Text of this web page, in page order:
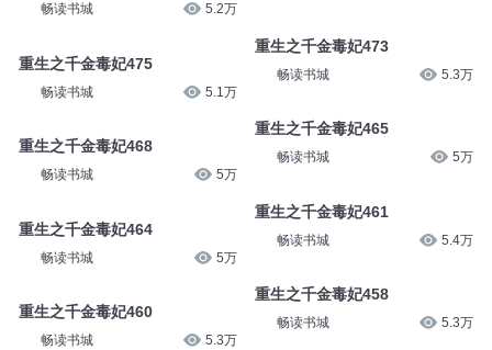
畅读书城 5.2万
重生之千金毒妃475
畅读书城 5.1万
重生之千金毒妃468
畅读书城 5万
重生之千金毒妃464
畅读书城 5万
重生之千金毒妃460
畅读书城 5.3万
重生之千金毒妃473
畅读书城 5.3万
重生之千金毒妃465
畅读书城 5万
重生之千金毒妃461
畅读书城 5.4万
重生之千金毒妃458
畅读书城 5.3万